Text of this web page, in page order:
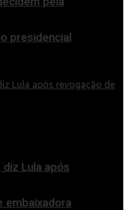
presidencial
Lula após
embaixadora